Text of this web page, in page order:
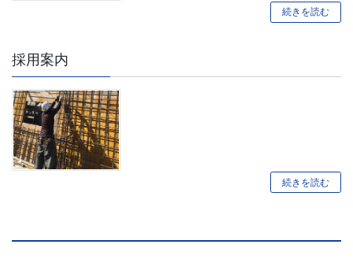
続きを読む
採用案内
続きを読む